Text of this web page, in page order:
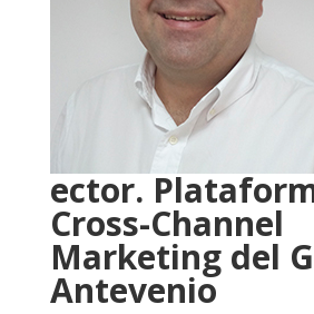
ector.
Cross-Channel
Marketing del
Antevenio